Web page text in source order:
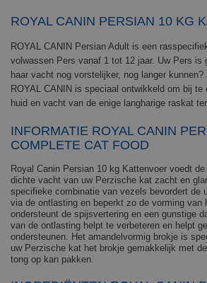
ROYAL CANIN PERSIAN 10 KG
ROYAL CANIN Persian Adult is een
volwassen Pers vanaf 1 tot 12 jaar. Uw Pers is
haar vacht nog vorstelijker, nog langer
ROYAL CANIN is speciaal ontwikkeld om bij te
huid en vacht van de enige langharige raskat
INFORMATIE ROYAL CANIN
COMPLETE CAT FOOD
Royal Canin Persian 10 kg Kattenvoer voedt
dichte vacht van uw Perzische kat zacht en
specifieke combinatie van vezels bevordert de
via de ontlasting en beperkt zo de vorming van
ondersteunt de spijsvertering en een gunstige
van de ontlasting helpt te verbeteren en helpt
ondersteunen. Het amandelvormig brokje is
uw Perzische kat het brokje gemakkelijk met
tong op kan pakken.